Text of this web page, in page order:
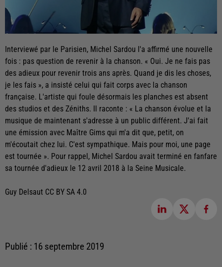
Interviewé par le Parisien, Michel Sardou l'a affirmé une nouvelle
fois : pas question de revenir à la chanson. « Oui. Je ne fais pas
des adieux pour revenir trois ans après. Quand je dis les choses,
je les fais », a insisté celui qui fait corps avec la chanson
française. L'artiste qui foule désormais les planches est absent
des studios et des Zéniths. Il raconte : « La chanson évolue et la
musique de maintenant s'adresse à un public différent. J'ai fait
une émission avec Maître Gims qui m'a dit que, petit, on
m'écoutait chez lui. C'est sympathique. Mais pour moi, une page
est tournée ». Pour rappel, Michel Sardou avait terminé en fanfare
sa tournée d'adieux le 12 avril 2018 à la Seine Musicale.
Guy Delsaut CC BY SA 4.0
Publié : 16 septembre 2019